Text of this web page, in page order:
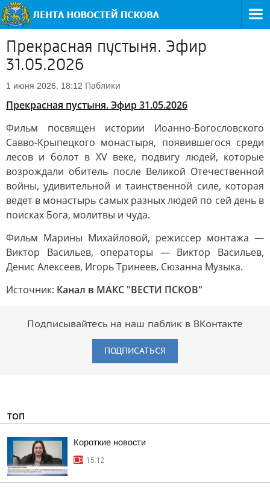
Прекрасная пустыня. Эфир
31.05.2026
1 июня 2026, 18:12 Паблики
Прекрасная пустыня. Эфир 31.05.2026
Фильм посвящен истории Иоанно-Богословского
Савво-Крыпецкого монастыря, появившегося среди
лесов и болот в XV веке, подвигу людей, которые
возрождали обитель после Великой Отечественной
войны, удивительной и таинственной силе, которая
ведет в монастырь самых разных людей по сей день в
поисках Бога, молитвы и чуда.
Фильм Марины Михайловой, режиссер монтажа —
Виктор Васильев, операторы — Виктор Васильев,
Денис Алексеев, Игорь Тринеев, Сюзанна Музыка.
Источник: Канал в МАКС "ВЕСТИ ПСКОВ"
Подписывайтесь на наш паблик в ВКонтакте
ПОДПИСАТЬСЯ
ТОП
Короткие новости
15:12